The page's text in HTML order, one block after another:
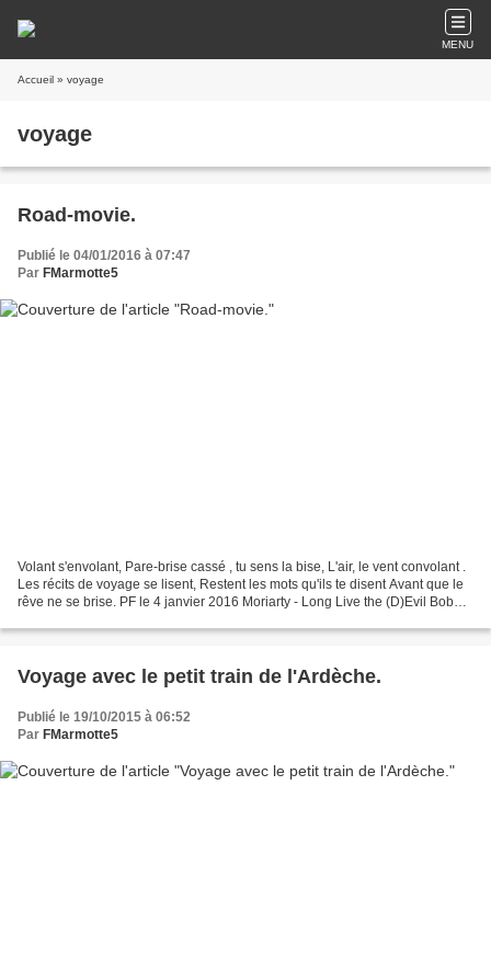
MENU
Accueil » voyage
voyage
Road-movie.
Publié le 04/01/2016 à 07:47
Par FMarmotte5
Volant s'envolant, Pare-brise cassé , tu sens la bise, L'air, le vent convolant .
Les récits de voyage se lisent, Restent les mots qu'ils te disent Avant que le
rêve ne se brise. PF le 4 janvier 2016 Moriarty - Long Live the (D)Evil Bob
Voyage avec le petit train de l'Ardèche.
Publié le 19/10/2015 à 06:52
Par FMarmotte5